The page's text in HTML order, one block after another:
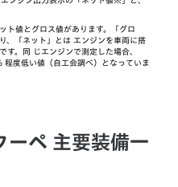
ト値とグロス値があります。「グロ
、「ネット」とは エンジンを車両に搭
す。同 じエンジンで測定した場合、
程度低い値（自工会調べ）となっていま
ーペ 主要装備一